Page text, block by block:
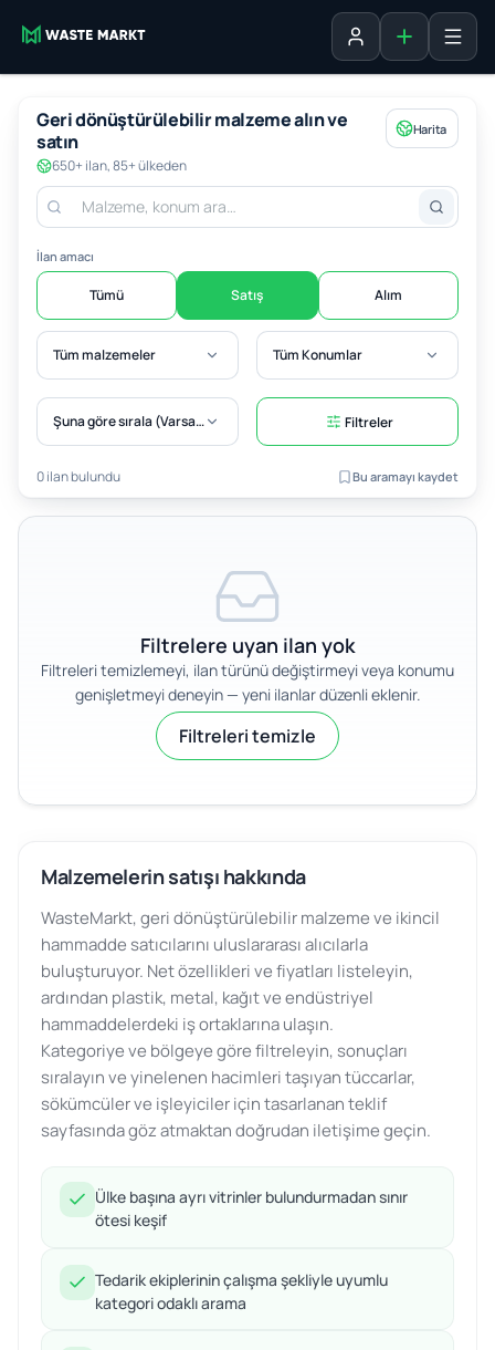
Oturum açListe ekle
Geri dönüştürülebilir malzeme alın ve
satın
650+ ilan, 85+ ülkeden
Harita
İlan amacı
Tümü Satış Alım
Tüm malzemeler Tüm Konumlar
Şuna göre sırala (Varsayılan) Filtreler
0 ilan bulundu Bu aramayı kaydet
Filtrelere uyan ilan yok
Filtreleri temizlemeyi, ilan türünü değiştirmeyi veya konumu
genişletmeyi deneyin — yeni ilanlar düzenli eklenir.
Filtreleri temizle
Malzemelerin satışı hakkında
WasteMarkt, geri dönüştürülebilir malzeme ve ikincil
hammadde satıcılarını uluslararası alıcılarla
buluşturuyor. Net özellikleri ve fiyatları listeleyin,
ardından plastik, metal, kağıt ve endüstriyel
hammaddelerdeki iş ortaklarına ulaşın.
Kategoriye ve bölgeye göre filtreleyin, sonuçları
sıralayın ve yinelenen hacimleri taşıyan tüccarlar,
sökümcüler ve işleyiciler için tasarlanan teklif
sayfasında göz atmaktan doğrudan iletişime geçin.
Ülke başına ayrı vitrinler bulundurmadan sınır
ötesi keşif
Tedarik ekiplerinin çalışma şekliyle uyumlu
kategori odaklı arama